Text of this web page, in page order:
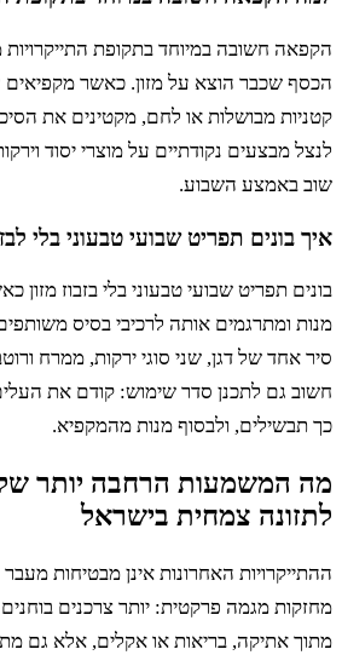
חשובה במיוחד בתקופת התייקרויות
שכבר הוצא על מזון. כאשר מקפיאים
מבושלות או לחם, מקטינים את הסיכון
מבצעים נקודתיים על מוצרי יסוד וירקות,
באמצע השבוע.
בונים תפריט שבועי טבעוני בלי לבזבז
תפריט שבועי טבעוני בלי בזבוז מזון
ומתרגמים אותה לרכיבי בסיס משותפים.
אחד של דגן, שני סוגי ירקות, ממרח ורוטב
גם לתכנן סדר שימוש: קודם את העלים
ולבסוף מנות מהמקפיא.
המשמעות הרחבה יותר של
צמחית בישראל
האחרונות אינן מבטיחות מעבר
מגמה פרקטית: יותר צרכנים בוחנים
אתיקה, בריאות או אקלים, אלא גם מתוך